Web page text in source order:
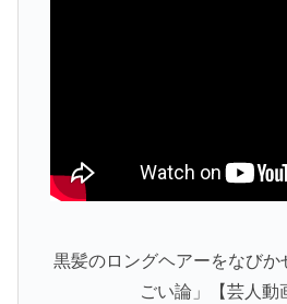
黒髪のロングヘアーをなび
ごい論」【芸人動